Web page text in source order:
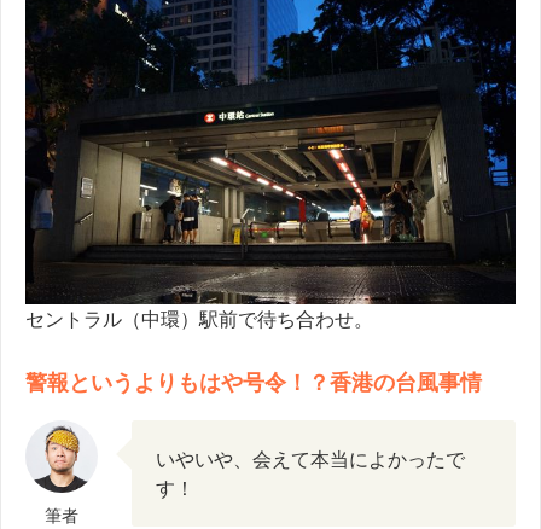
セントラル（中環）駅前で待ち合わせ。
警報というよりもはや号令！？香港の台風事情
筆者
いやいや、会えて本当によかったで
す！